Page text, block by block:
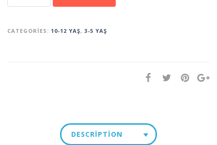
CATEGORIES: 10-12 YAŞ, 3-5 YAŞ
DESCRIPTION